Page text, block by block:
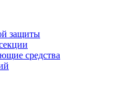
защиты
средства